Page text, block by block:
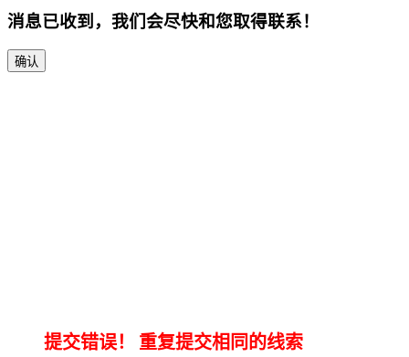
消息已收到，我们会尽快和您取得联系！
确认
提交错误！ 重复提交相同的线索